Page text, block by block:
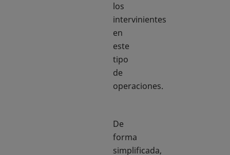
los
intervinientes
en
este
tipo
de
operaciones.
De
forma
simplificada,